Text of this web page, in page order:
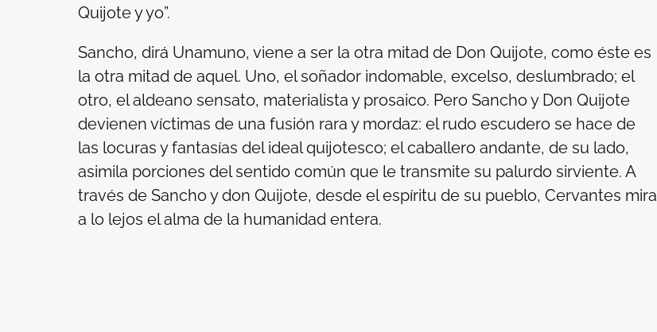
Quijote y yo”.
Sancho, dirá Unamuno, viene a ser la otra mitad de Don Quijote, como éste es
la otra mitad de aquel. Uno, el soñador indomable, excelso, deslumbrado; el
otro, el aldeano sensato, materialista y prosaico. Pero Sancho y Don Quijote
devienen víctimas de una fusión rara y mordaz: el rudo escudero se hace de
las locuras y fantasías del ideal quijotesco; el caballero andante, de su lado,
asimila porciones del sentido común que le transmite su palurdo sirviente. A
través de Sancho y don Quijote, desde el espíritu de su pueblo, Cervantes mira
a lo lejos el alma de la humanidad entera.